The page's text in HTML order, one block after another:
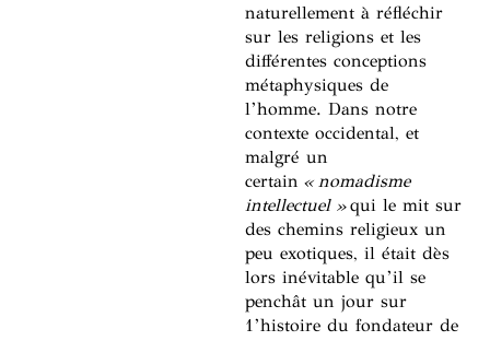
naturellement à réfléchir
sur les religions et les
différentes conceptions
métaphysiques de
l’homme. Dans notre
contexte occidental, et
malgré un
certain « nomadisme
intellectuel »qui le mit sur
des chemins religieux un
peu exotiques, il était dès
lors inévitable qu’il se
penchât un jour sur
1’histoire du fondateur de